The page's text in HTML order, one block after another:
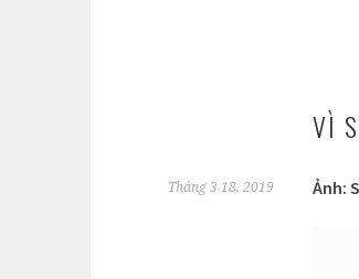
VÌ
Tháng 3 18, 2019 Ảnh: